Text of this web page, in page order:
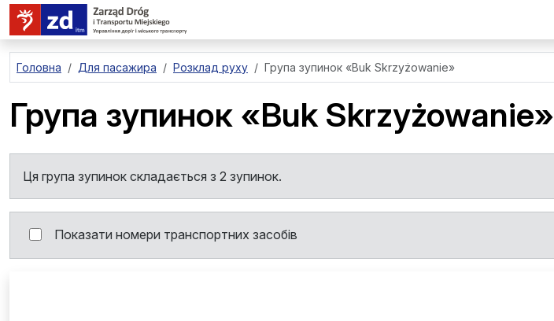
перейти до основного вмісту
Головна Для пасажира Розклад руху Група зупинок «Buk Skrzyżowanie»
Група зупинок «Buk Skrzyżowanie»
Ця група зупинок складається з 2 зупинок.
Показати номери транспортних засобів